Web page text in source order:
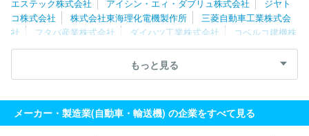
エステック株式会社
アイシン・エィ・ダブリュ株式会社
ジヤト
コ株式会社
株式会社東海理化電機製作所
三菱自動車工業株式会
社
フタバ産業株式会社 ダイハツ工業株式会社
コベルコ建機株
式会社
マレリ株式会社 いすゞ自動車株式会社
スズキ株式会
株式会社ケーヒン
豊田合成株式会社
株式会社エフテック
もっと見る
メーカー・製造業(自動車・輸送機) の企業をすべて見る